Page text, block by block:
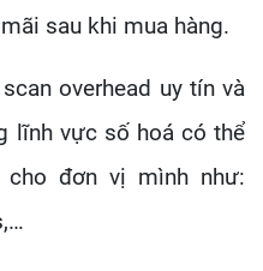
sau khi mua hàng.
overhead uy tín và
lĩnh vực số hoá có thể
đơn vị mình như: